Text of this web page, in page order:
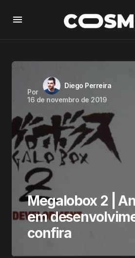
Por
Diego Perreira
16 de novembro de 2019
Megalobox 2 |
em
confira